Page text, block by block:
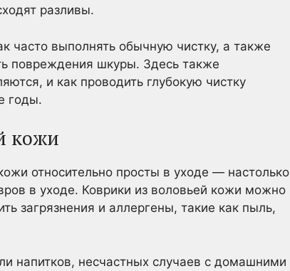
разливы.
часто выполнять обычную чистку, а также
повреждения шкуры. Здесь также
и как проводить глубокую чистку
годы.
кожи
относительно просты в уходе — настолько
в уходе. Коврики из воловьей кожи можно
загрязнения и аллергены, такие как пыль,
напитков, несчастных случаев с домашними